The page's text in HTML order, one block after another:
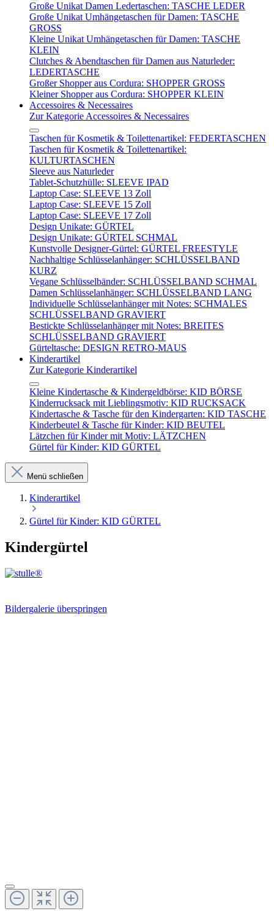
Große Unikat Damen Ledertaschen: TASCHE LEDER
Große Unikat Umhängetaschen für Damen: TASCHE
GROSS
Kleine Unikat Umhängetaschen für Damen: TASCHE
KLEIN
Clutches & Abendtaschen für Damen aus Naturleder:
LEDERTASCHE
Großer Shopper aus Cordura: SHOPPER GROSS
Kleiner Shopper aus Cordura: SHOPPER KLEIN
Accessoires & Necessaires
Zur Kategorie Accessoires & Necessaires
Taschen für Kosmetik & Toilettenartikel: FEDERTASCHEN
Taschen für Kosmetik & Toilettenartikel:
KULTURTASCHEN
Sleeve aus Naturleder
Tablet-Schutzhülle: SLEEVE IPAD
Laptop Case: SLEEVE 13 Zoll
Laptop Case: SLEEVE 15 Zoll
Laptop Case: SLEEVE 17 Zoll
Design Unikate: GÜRTEL
Design Unikate: GÜRTEL SCHMAL
Kunstvolle Designer-Gürtel: GÜRTEL FREESTYLE
Nachhaltige Schlüsselanhänger: SCHLÜSSELBAND
KURZ
Vegane Schlüsselbänder: SCHLÜSSELBAND SCHMAL
Damen Schlüsselanhänger: SCHLÜSSELBAND LANG
Individuelle Schlüsselanhänger mit Notes: SCHMALES
SCHLÜSSELBAND GRAVIERT
Bestickte Schlüsselanhänger mit Notes: BREITES
SCHLÜSSELBAND GRAVIERT
Gürteltasche: DESIGN RETRO-MAUS
Kinderartikel
Zur Kategorie Kinderartikel
Kleine Kindertasche & Kindergeldbörse: KID BÖRSE
Kinderrucksack mit Lieblingsmotiv: KID RUCKSACK
Kindertasche & Tasche für den Kindergarten: KID TASCHE
Kinderbeutel & Tasche für Kinder: KID BEUTEL
Lätzchen für Kinder mit Motiv: LÄTZCHEN
Gürtel für Kinder: KID GÜRTEL
Menü schließen
Kinderartikel
Gürtel für Kinder: KID GÜRTEL
Kindergürtel
Bildergalerie überspringen